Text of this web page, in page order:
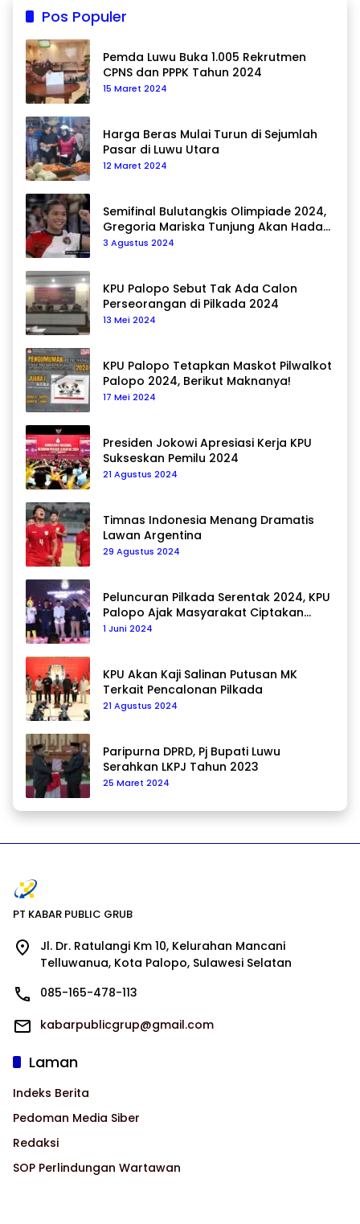
Pos Populer
Pemda Luwu Buka 1.005 Rekrutmen
CPNS dan PPPK Tahun 2024
15 Maret 2024
Harga Beras Mulai Turun di Sejumlah
Pasar di Luwu Utara
12 Maret 2024
Semifinal Bulutangkis Olimpiade 2024,
Gregoria Mariska Tunjung Akan Hadapi
Pemain Asal Korea Selatan
3 Agustus 2024
KPU Palopo Sebut Tak Ada Calon
Perseorangan di Pilkada 2024
13 Mei 2024
KPU Palopo Tetapkan Maskot Pilwalkot
Palopo 2024, Berikut Maknanya!
17 Mei 2024
Presiden Jokowi Apresiasi Kerja KPU
Sukseskan Pemilu 2024
21 Agustus 2024
Timnas Indonesia Menang Dramatis
Lawan Argentina
29 Agustus 2024
Peluncuran Pilkada Serentak 2024, KPU
Palopo Ajak Masyarakat Ciptakan
Pilkada Damai
1 Juni 2024
KPU Akan Kaji Salinan Putusan MK
Terkait Pencalonan Pilkada
21 Agustus 2024
Paripurna DPRD, Pj Bupati Luwu
Serahkan LKPJ Tahun 2023
25 Maret 2024
PT KABAR PUBLIC GRUB
Jl. Dr. Ratulangi Km 10, Kelurahan Mancani
Telluwanua, Kota Palopo, Sulawesi Selatan
085-165-478-113
kabarpublicgrup@gmail.com
Laman
Indeks Berita
Pedoman Media Siber
Redaksi
SOP Perlindungan Wartawan